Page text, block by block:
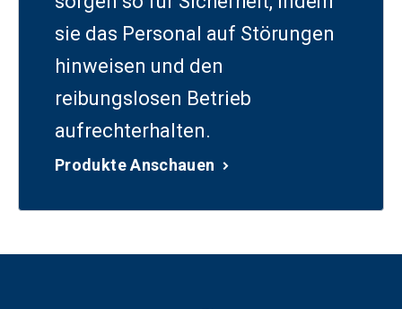
sie das Personal auf Störungen
hinweisen und den
reibungslosen Betrieb
aufrechterhalten.
Produkte Anschauen